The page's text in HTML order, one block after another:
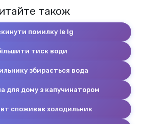
також
помилку le lg
тиск води
збирається вода
для дому з капучинатором
споживає холодильник